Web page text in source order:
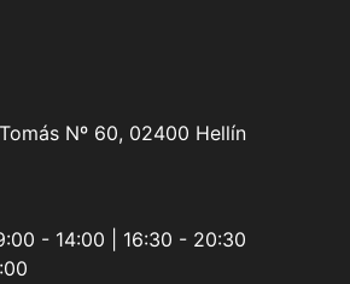
Nº 60, 02400 Hellín
- 14:00 | 16:30 - 20:30